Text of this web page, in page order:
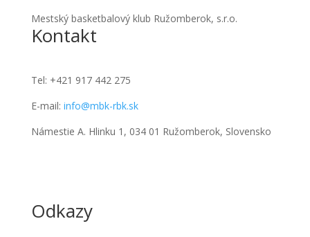
Mestský basketbalový klub Ružomberok, s.r.o.
Kontakt
Tel: +421 917 442 275
E-mail: info@mbk-rbk.sk
Námestie A. Hlinku 1, 034 01 Ružomberok, Slovensko
Odkazy